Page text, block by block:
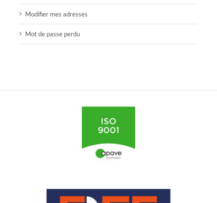
Modifier mes adresses
Mot de passe perdu